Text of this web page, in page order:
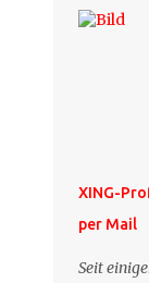
XING-
per Mail
Seit